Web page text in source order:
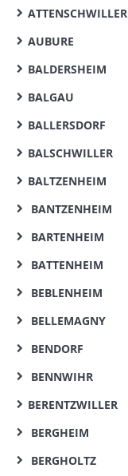
ATTENSCHWILLER
AUBURE
BALDERSHEIM
BALGAU
BALLERSDORF
BALSCHWILLER
BALTZENHEIM
BANTZENHEIM
BARTENHEIM
BATTENHEIM
BEBLENHEIM
BELLEMAGNY
BENDORF
BENNWIHR
BERENTZWILLER
BERGHEIM
BERGHOLTZ